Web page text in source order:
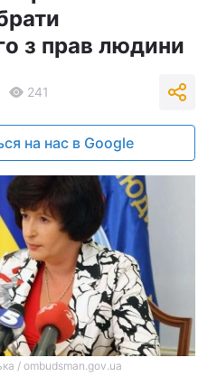
з прав людини
241
на нас в Google
/ ombudsman.gov.ua